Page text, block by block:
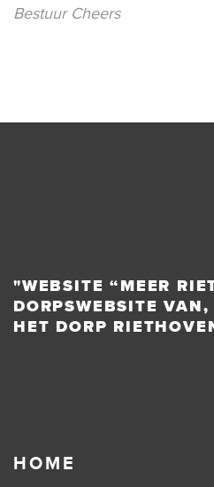
Bestuur Cheers
"WEBSITE “MEER
DORPSWEBSITE
HET DORP
HOME